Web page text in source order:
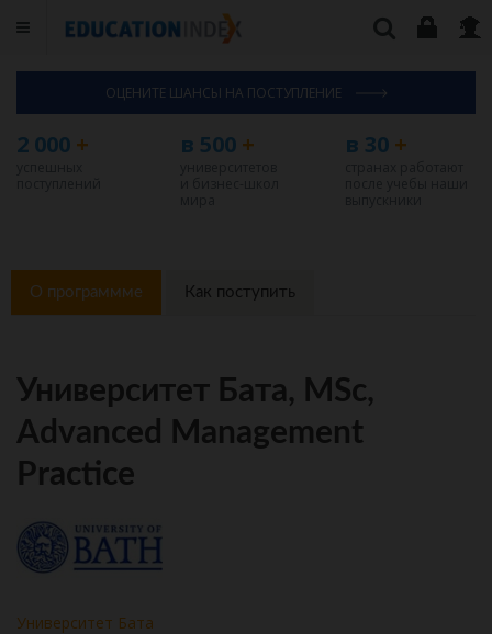
ОЦЕНИТЕ ШАНСЫ НА ПОСТУПЛЕНИЕ
2 000 + в 500 + в 30+
О программме Как поступить
Университет Бата, MSc,
Advanced Management
Practice
Университет Бата